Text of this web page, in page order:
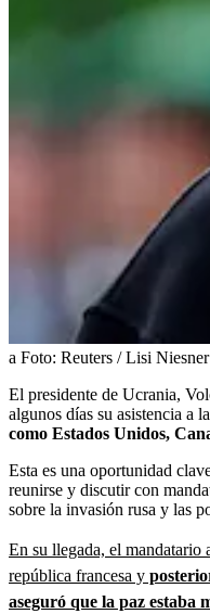
a Foto: Reuters / Lisi Niesner
El presidente de Ucrania,
algunos días su asistencia a
como Estados Unidos,
Esta es una oportunidad
reunirse y discutir con
sobre la invasión rusa y las
En su llegada, el
república francesa y
aseguró que la paz estaba